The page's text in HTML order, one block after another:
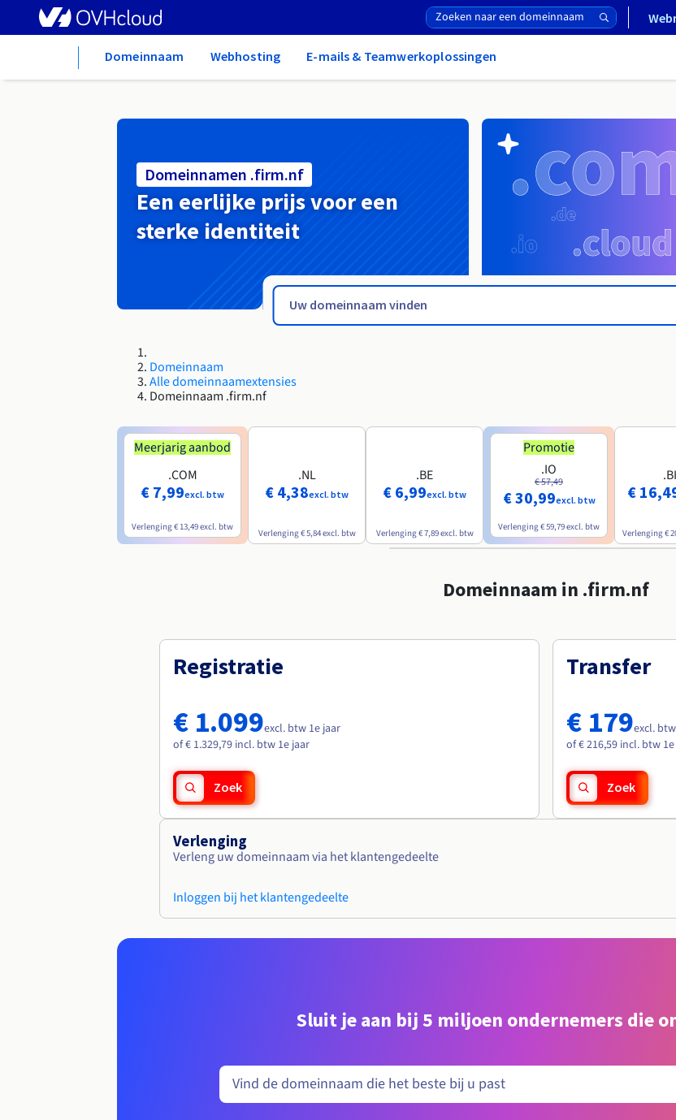
Domeinnaam Webhosting E-mails & Teamwerkoplossingen
Domeinnamen .firm.nf
Een eerlijke prijs voor een
sterke identiteit
Domeinnaam
Alle domeinnaamextensies
Domeinnaam .firm.nf
Meerjarig aanbod
.COM
€ 7,99excl. btw
Verlenging € 13,49excl. btw
.NL
€ 4,38excl. btw
Verlenging € 5,84excl. btw
.BE
€ 6,99excl. btw
Verlenging € 7,89excl. btw
Promotie
.IO
€ 57,49
€ 30,99excl. btw
Verlenging € 59,79excl. btw
€
Verlenging €
Domeinnaam in .firm.nf
Registratie
€ 1.099excl. btw 1e jaar
of € 1.329,79 incl. btw 1e jaar
Zoek
Transfer
€ 179excl.
of € 216,59 incl. btw
Zoek
Verlenging
Verleng uw domeinnaam via het klantengedeelte
Inloggen bij het klantengedeelte
Sluit je aan bij 5 miljoen ondernemers die